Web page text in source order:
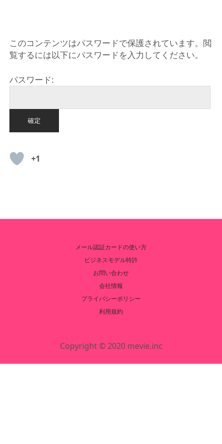
このコンテンツはパスワードで保護されています。閲
覧するには以下にパスワードを入力してください。
パスワード:
+1
メール認証カードの使い方
ビジネスモデル特許
お問い合わせ
会社情報
プライバシーポリシー
利用規約
Copyright © 2020 mevie.inc